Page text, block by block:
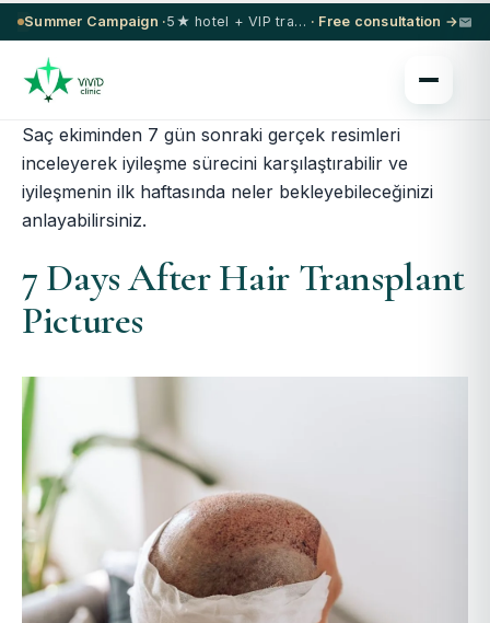
Summer Campaign · 5★ hotel + VIP transfer on select procedures · Free consultation →
Saç ekiminden 7 gün sonraki gerçek resimleri
inceleyerek iyileşme sürecini karşılaştırabilir ve
iyileşmenin ilk haftasında neler bekleyebileceğinizi
anlayabilirsiniz.
7 Days After Hair Transplant
Pictures